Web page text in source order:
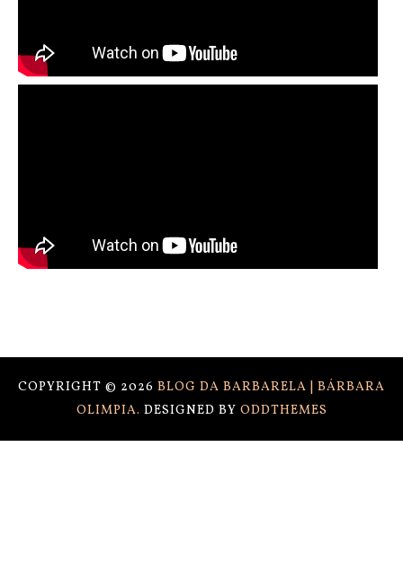
COPYRIGHT © 2026 BLOG DA BARBARELA | BÁRBARA
OLIMPIA. DESIGNED BY ODDTHEMES